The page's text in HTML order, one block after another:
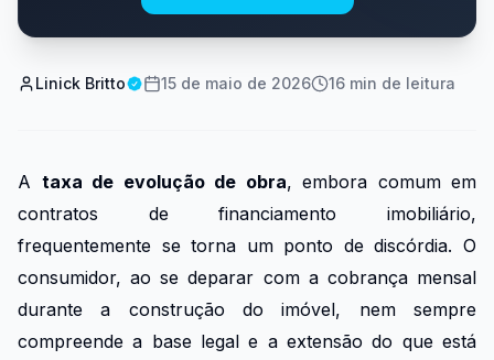
Linick Britto 15 de maio de 2026 16 min de leitura
A taxa de evolução de obra, embora comum em
contratos de financiamento imobiliário,
frequentemente se torna um ponto de discórdia. O
consumidor, ao se deparar com a cobrança mensal
durante a construção do imóvel, nem sempre
compreende a base legal e a extensão do que está